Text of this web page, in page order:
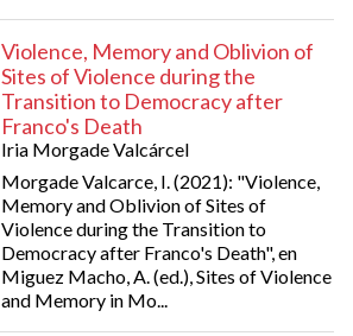
Violence, Memory and Oblivion of
Sites of Violence during the
Transition to Democracy after
Franco's Death
Iria Morgade Valcárcel
Morgade Valcarce, I. (2021): "Violence,
Memory and Oblivion of Sites of
Violence during the Transition to
Democracy after Franco's Death", en
Miguez Macho, A. (ed.), Sites of Violence
and Memory in Mo...